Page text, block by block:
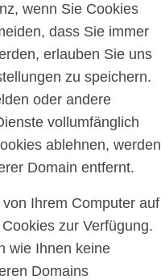
wenn Sie Cookies
dass Sie immer
erlauben Sie uns
zu speichern.
oder andere
vollumfänglich
ablehnen, werden
Domain entfernt.
Ihrem Computer auf
zur Verfügung.
wie Ihnen keine
Domains